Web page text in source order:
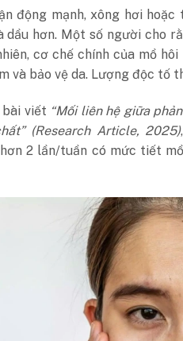
động mạnh, xông hơi
dầu hơn. Một số người cho
cơ chế chính của mồ
và bảo vệ da. Lượng độc tố
bài viết “Mối liên hệ giữa
(Research Article, 2025)
2 lần/tuần có mức tiết